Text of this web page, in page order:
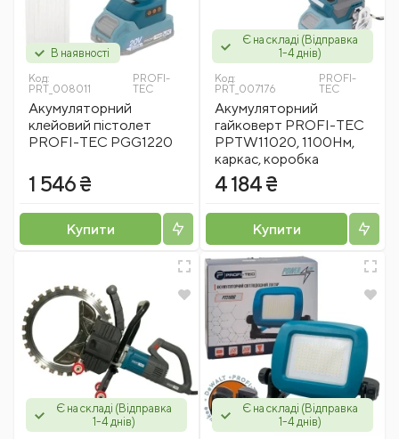
В наявності
Код:
PRT_008011
PROFI-
TEC
Акумуляторний
клейовий пістолет
PROFI-TEC PGG1220
1 546 ₴
Купити
Є на складі (Відправка
1-4 днів)
Код:
PRT_007176
PROFI-
TEC
Акумуляторний
гайковерт PROFI-TEC
PPTW11020, 1100Нм,
каркас, коробка
4 184 ₴
Купити
Є на складі (Відправка
1-4 днів)
Є на складі (Відправка
1-4 днів)